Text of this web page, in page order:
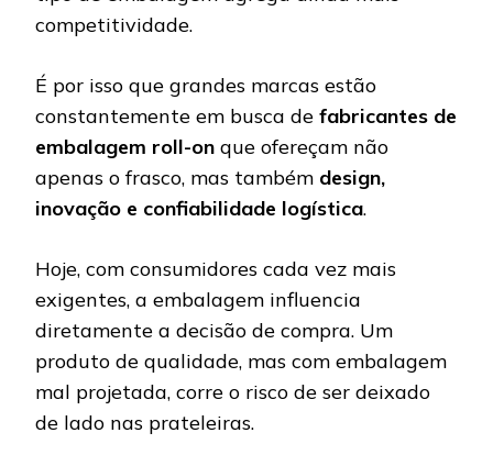
competitividade.
É por isso que grandes marcas estão
constantemente em busca de fabricantes de
embalagem roll-on que ofereçam não
apenas o frasco, mas também design,
inovação e confiabilidade logística.
Hoje, com consumidores cada vez mais
exigentes, a embalagem influencia
diretamente a decisão de compra. Um
produto de qualidade, mas com embalagem
mal projetada, corre o risco de ser deixado
de lado nas prateleiras.